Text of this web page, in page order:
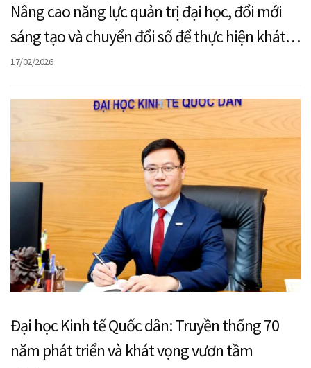
Nâng cao năng lực quản trị đại học, đổi mới
sáng tạo và chuyển đổi số để thực hiện khát
vọng vươn tầm của Đại học Kinh tế Quốc dân
17/02/2026
Đại học Kinh tế Quốc dân: Truyền thống 70
năm phát triển và khát vọng vươn tầm